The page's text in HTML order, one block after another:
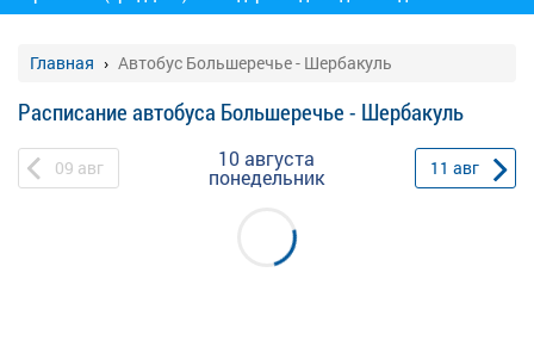
Главная Автобус Большеречье - Шербакуль
Расписание автобуса Большеречье - Шербакуль
09 авг 10 августа
понедельник 11 авг